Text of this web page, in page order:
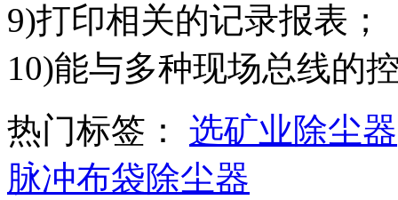
9)打印相关的记录报表；
10)能与多种现场总线的
热门标签： 选矿业除尘器
脉冲布袋除尘器